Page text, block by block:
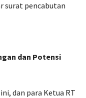
surat pencabutan
dan Potensi
dan para Ketua RT